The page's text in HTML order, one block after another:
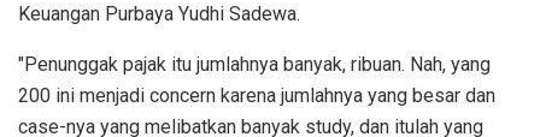
Keuangan Purbaya Yudhi Sadewa.
"Penunggak pajak itu jumlahnya banyak, ribuan. Nah, yang
200 ini menjadi concern karena jumlahnya yang besar dan
case-nya yang melibatkan banyak study, dan itulah yang